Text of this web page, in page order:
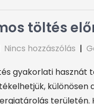
töltés
Nincs hozzászólás |
gyakorlati hasznát
különösen
területén.